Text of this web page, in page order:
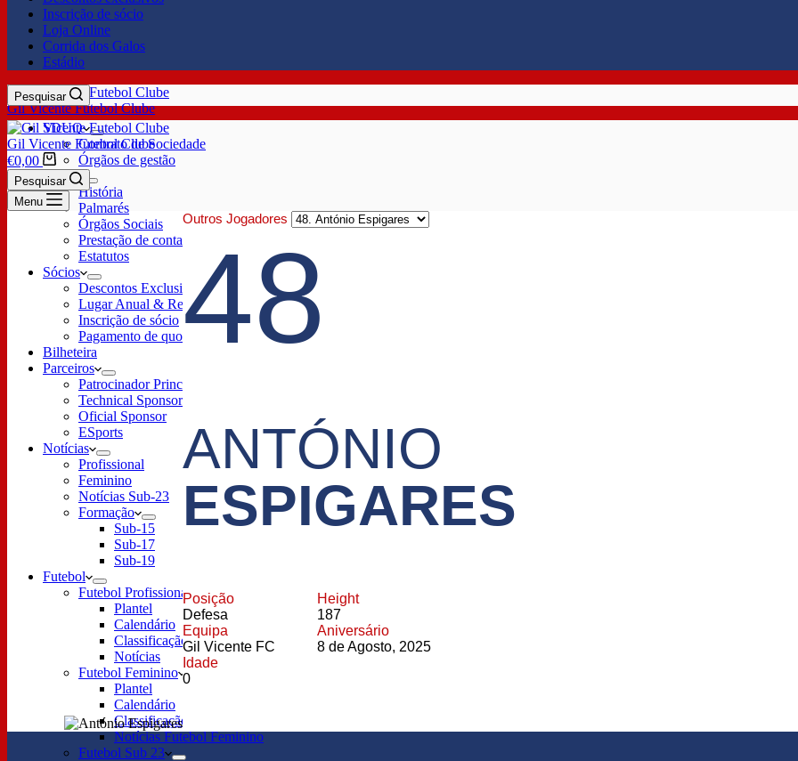
Inscrição de sócio
Loja Online
Corrida dos Galos
Estádio
Gil Vicente Futebol Clube
Pesquisar
SDUQ
Contrato de Sociedade
Órgãos de gestão
Clube
História
Palmarés
Órgãos Sociais
Prestação de contas
Estatutos
Sócios
Descontos Exclusivos
Lugar Anual & Renovação
Inscrição de sócio
Pagamento de quotas
Bilheteira
Parceiros
Patrocinador Principal
Technical Sponsor
Oficial Sponsor
ESports
Notícias
Profissional
Feminino
Notícias Sub-23
Formação
Sub-15
Sub-17
Sub-19
Futebol
Futebol Profissional
Plantel
Calendário
Classificação
Notícias
Futebol Feminino
Plantel
Calendário
Classificação
Notícias Futebol Feminino
Futebol Sub 23
Gil Vicente Futebol Clube
€0,00
Pesquisar
Menu
Outros Jogadores
48
ANTÓNIO
ESPIGARES
Posição
Defesa
Height
187
Equipa
Gil Vicente FC
Aniversário
8 de Agosto, 2025
Idade
0